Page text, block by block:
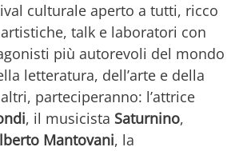
culturale aperto a tutti, ricco
talk e laboratori con
più autorevoli del mondo
letteratura, dell’arte e della
parteciperanno: l’attrice
, il musicista Saturnino,
Mantovani, la